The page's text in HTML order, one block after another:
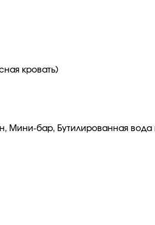
кровать)
Мини-бар, Бутилированная